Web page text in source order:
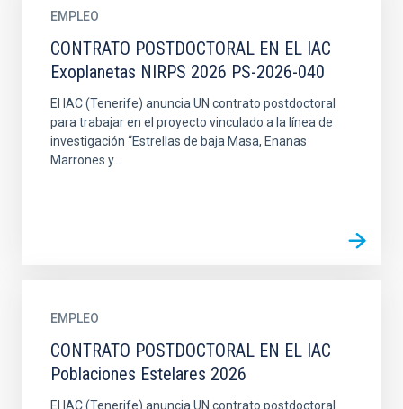
EMPLEO
CONTRATO POSTDOCTORAL EN EL IAC
Exoplanetas NIRPS 2026 PS-2026-040
El IAC (Tenerife) anuncia UN contrato postdoctoral
para trabajar en el proyecto vinculado a la línea de
investigación “Estrellas de baja Masa, Enanas
Marrones y...
EMPLEO
CONTRATO POSTDOCTORAL EN EL IAC
Poblaciones Estelares 2026
El IAC (Tenerife) anuncia UN contrato postdoctoral